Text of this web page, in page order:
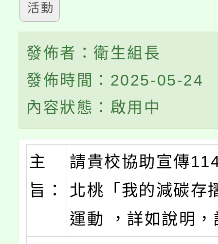
活動
發佈者：衛生組長
發佈時間：2025-05-24
內容狀態：啟用中
主
旨：
請貴校協助宣傳
北桃「我的減碳存
運動 ，詳如說明